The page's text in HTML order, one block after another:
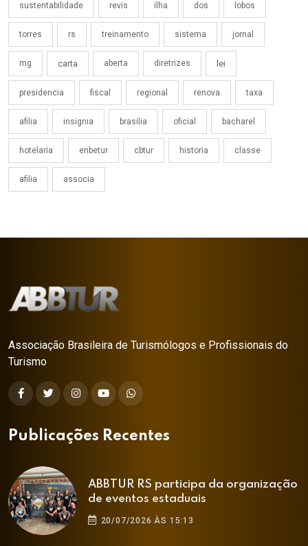
sustentabilidade revis ilha dos lobos
torres rs treinamento sistema jornal
mg carta aberta diretrizes lei
presidencia fiscal regional renova taxa
afilia insignia brasilia oficial bacharel
hotelaria enbetur cbtur historia classe
afilia associa
Associação Brasileira de Turismólogos e Profissionais do
Turismo
Publicações Recentes
ABBTUR RS participa da organização
de eventos estaduais
20/07/2026 ÀS 15:13